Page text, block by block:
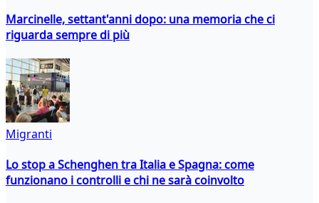
Marcinelle, settant'anni dopo: una memoria che ci
riguarda sempre di più
Migranti
Lo stop a Schenghen tra Italia e Spagna: come
funzionano i controlli e chi ne sarà coinvolto